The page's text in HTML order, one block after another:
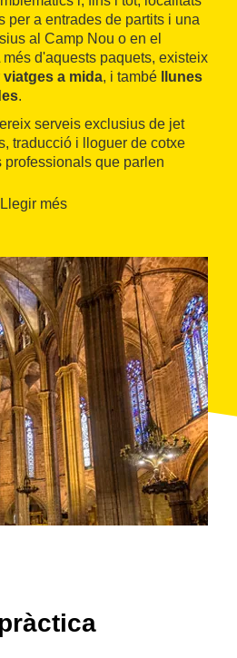
per a entrades de partits i una
al Camp Nou o en el
d'aquests paquets, existeix
viatges a mida, i també
llunes
.
serveis exclusius de jet
traducció i lloguer de cotxe
professionals que parlen
i congressos, reunions de
qualitat amb el màxim
i cultural.
Llegir més